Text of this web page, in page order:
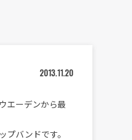
2013.11.20
エーデンから最
プバンドです。